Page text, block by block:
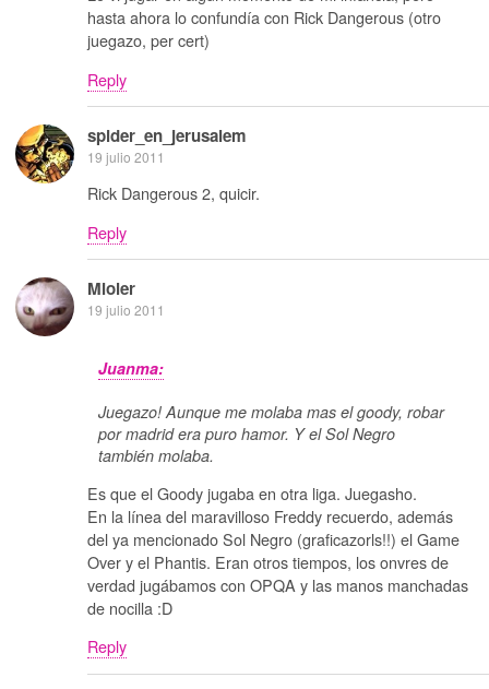
hasta ahora lo confundía con Rick Dangerous (otro
juegazo, per cert)
Reply
spider_en_jerusalem
19 julio 2011
Rick Dangerous 2, quicir.
Reply
Mioler
19 julio 2011
Juanma:
Juegazo! Aunque me molaba mas el goody, robar
por madrid era puro hamor. Y el Sol Negro
también molaba.
Es que el Goody jugaba en otra liga. Juegasho.
En la línea del maravilloso Freddy recuerdo, además
del ya mencionado Sol Negro (graficazorls!!) el Game
Over y el Phantis. Eran otros tiempos, los onvres de
verdad jugábamos con OPQA y las manos manchadas
de nocilla :D
Reply